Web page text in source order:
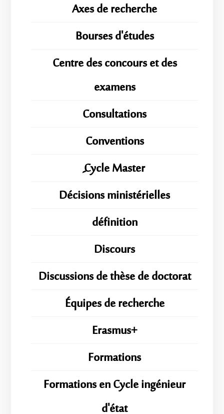
Axes de recherche
Bourses d'études
Centre des concours et des
examens
Consultations
Conventions
ِِِCycle Master
Décisions ministérielles
définition
Discours
Discussions de thèse de doctorat
Équipes de recherche
Erasmus+
Formations
Formations en Cycle ingénieur
d'état